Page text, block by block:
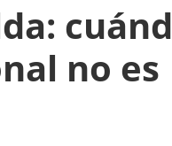
no es